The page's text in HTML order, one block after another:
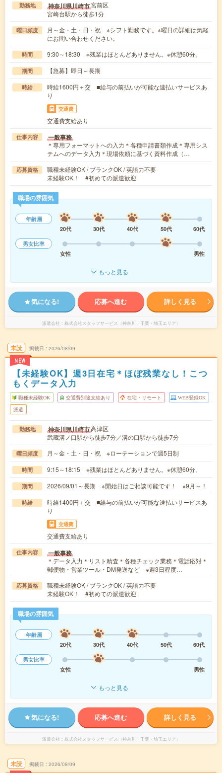
勤務地 神奈川県川崎市宮前区
宮崎台駅から徒歩1分
曜日頻度
月～金・土・日・祝 ※シフト勤務です。※曜日の詳細は気軽
にお問い合わせください。
時間 9:30～18:30 ※残業はほとんどありません。※休憩60分。
期間 【急募】即日～長期
時給
時給1600円＋交 ■給与の前払いが可能な速払いサービスあ
り
交通費
交通費支給あり
仕事内容 一般事務
＊専用フォーマットへの入力＊各種申請書類作成＊専用シス
テムへのデータ入力＊現場依頼に基づく資料作成（…
応募資格
職種未経験OK / ブランクOK / 英語力不要
未経験OK！ #初めての派遣歓迎
職場の雰囲気
年齢層
20代
30代 40代 50代
60代
男女比率
女性
男性
もっと見る
気になる! 応募へ進む 詳しく見る
派遣会社 株式会社スタッフサービス（神奈川・千葉・埼玉エリア）
未読
NEW
掲載日 2026/08/09
【未経験OK】週3日在宅＊ほぼ残業なし！こつ
もくデータ入力
職種未経験OK 交通費別途支給あり 在宅・リモート WEB登録OK
派遣
勤務地 神奈川県川崎市高津区
武蔵溝ノ口駅から徒歩7分／溝の口駅から徒歩7分
曜日頻度 月～金・土・日・祝 ※ローテーションで週5日制
時間 9:15～18:15 ※残業はほとんどありません。※休憩60分。
期間 2026/09/01～長期 ※開始日はご相談可能です！ ※9月～！
時給
時給1400円＋交 ■給与の前払いが可能な速払いサービスあ
り
交通費
交通費支給あり
仕事内容 一般事務
＊データ入力＊リスト精査＊各種チェック業務＊電話応対＊
郵便物・営業ツール・DM発送など ※週3日程度…
応募資格
職種未経験OK / ブランクOK / 英語力不要
未経験OK！ #初めての派遣歓迎
職場の雰囲気
年齢層
20代
30代 40代 50代
60代
男女比率
女性
男性
もっと見る
気になる! 応募へ進む 詳しく見る
派遣会社 株式会社スタッフサービス（神奈川・千葉・埼玉エリア）
未読 掲載日 2026/08/09